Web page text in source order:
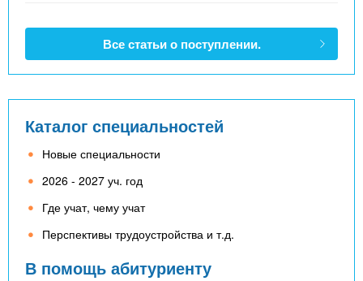
Все статьи о поступлении.
Каталог специальностей
Новые специальности
2026 - 2027 уч. год
Где учат, чему учат
Перспективы трудоустройства и т.д.
В помощь абитуриенту